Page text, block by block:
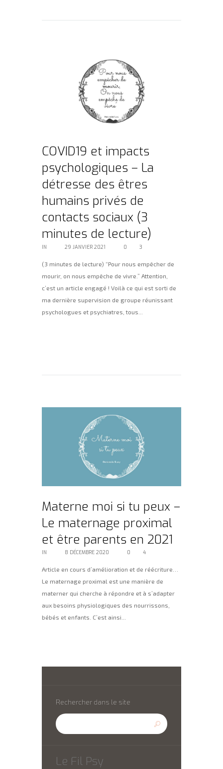
COVID19 et impacts
psychologiques – La
détresse des êtres
humains privés de
contacts sociaux (3
minutes de lecture)
IN 29 JANVIER 2021 0 3
(3 minutes de lecture) “Pour nous empêcher de
mourir, on nous empêche de vivre.” Attention,
c’est un article engagé ! Voilà ce qui est sorti de
ma dernière supervision de groupe réunissant
psychologues et psychiatres, tous...
Materne moi si tu peux –
Le maternage proximal
et être parents en 2021
IN 8 DÉCEMBRE 2020 0 4
Article en cours d’amélioration et de réécriture…
Le maternage proximal est une manière de
materner qui cherche à répondre et à s’adapter
aux besoins physiologiques des nourrissons,
bébés et enfants. C’est ainsi...
Rechercher dans le site
Le Fil Psy